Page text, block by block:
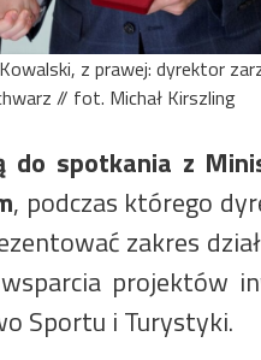
z prawej: dyrektor
// fot. Michał Kirszling
do spotkania z
, podczas którego
zakres
projektów
Sportu i Turystyki.